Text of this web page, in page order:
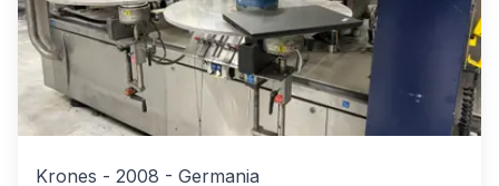
Krones - 2008 - Germania